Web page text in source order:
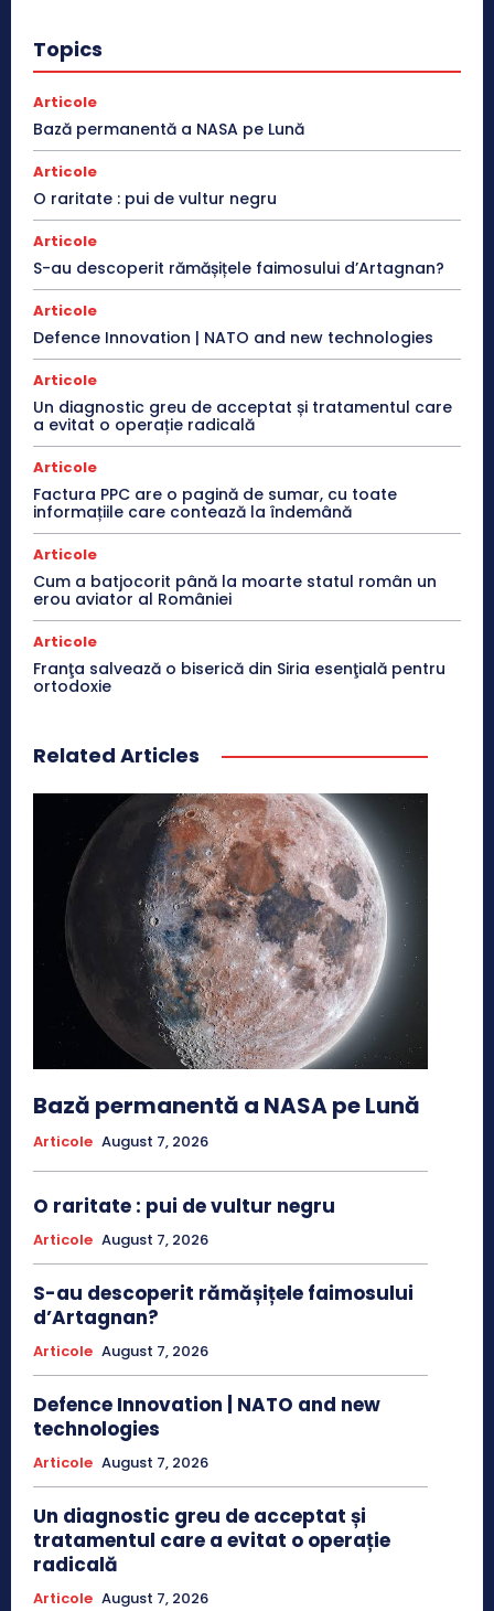
Topics
Articole
Bază permanentă a NASA pe Lună
Articole
O raritate : pui de vultur negru
Articole
S-au descoperit rămășițele faimosului d’Artagnan?
Articole
Defence Innovation | NATO and new technologies
Articole
Un diagnostic greu de acceptat și tratamentul care
a evitat o operație radicală
Articole
Factura PPC are o pagină de sumar, cu toate
informațiile care contează la îndemână
Articole
Cum a batjocorit până la moarte statul român un
erou aviator al României
Articole
Franţa salvează o biserică din Siria esenţială pentru
ortodoxie
Related Articles
Bază permanentă a NASA pe Lună
Articole August 7, 2026
O raritate : pui de vultur negru
Articole August 7, 2026
S-au descoperit rămășițele faimosului
d’Artagnan?
Articole August 7, 2026
Defence Innovation | NATO and new
technologies
Articole August 7, 2026
Un diagnostic greu de acceptat și
tratamentul care a evitat o operație
radicală
Articole August 7, 2026